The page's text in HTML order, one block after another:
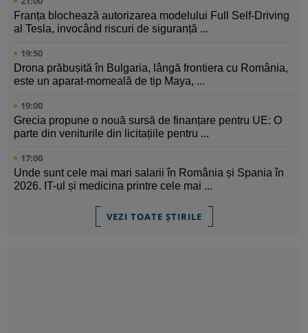
Franța blochează autorizarea modelului Full Self-Driving
al Tesla, invocând riscuri de siguranță ...
19:50
Drona prăbușită în Bulgaria, lângă frontiera cu România,
este un aparat-momeală de tip Maya, ...
19:00
Grecia propune o nouă sursă de finanțare pentru UE: O
parte din veniturile din licitațiile pentru ...
17:00
Unde sunt cele mai mari salarii în România și Spania în
2026. IT-ul și medicina printre cele mai ...
VEZI TOATE ȘTIRILE